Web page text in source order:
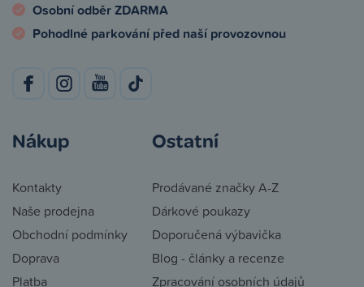
Osobní odběr ZDARMA
Pohodlné parkování před naší provozovnou
Nákup
Kontakty
Naše prodejna
Obchodní podmínky
Doprava
Platba
Ostatní
Prodávané značky A-Z
Dárkové poukazy
Doporučená výbavička
Blog - články a recenze
Zpracování osobních údajů